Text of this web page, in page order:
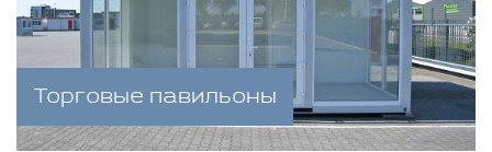
Торговые павильоны